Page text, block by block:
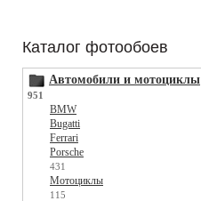
Каталог фотообоев
Автомобили и мотоциклы
951
BMW
Bugatti
Ferrari
Porsche
431
Мотоциклы
115